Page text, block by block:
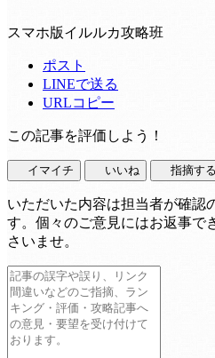
スマホ版イルルカ攻略班
ポスト
LINEで送る
URLコピー
この記事を評価しよう！
イマイチ いいね 指摘する
いただいた内容は担当者が確認
す。個々のご意見にはお返事で
さいませ。